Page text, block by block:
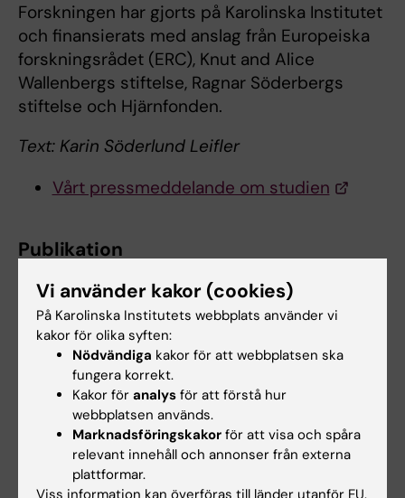
Forskningen har gjorts på Karolinska Institutet
och finansierats med anslag från Europeiska
forskningsrådet (ERC), Knut and Alice
Wallenbergs stiftelse, Ragnar Söderbergs
stiftelse och Hjärnfonden.
Text: Karin Söderlund Leifler
Vårt pressmeddelande om studien
Publikation
Prefrontal Parvalbumin Neurons in Control of
Attention
Hoseok Kim, Sofie Ährlund-Richter, Xinming
Wang, Karl Deisseroth, Marie Carlén
Cell, online 14 January 2016, doi:
http://dx.doi.org/10.1016/j.cell.2015.11.038
Neurologi
Vi använder kakor (cookies)
På Karolinska Institutets webbplats använder vi
kakor för olika syften:
Nödvändiga kakor för att webbplatsen ska
fungera korrekt.
Kakor för analys för att förstå hur
webbplatsen används.
Marknadsföringskakor för att visa och spåra
relevant innehåll och annonser från externa
plattformar.
Viss information kan överföras till länder utanför EU.